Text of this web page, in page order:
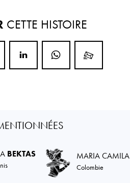
CETTE HISTOIRE
BEKTAS MARIA CAMILA
Colombie